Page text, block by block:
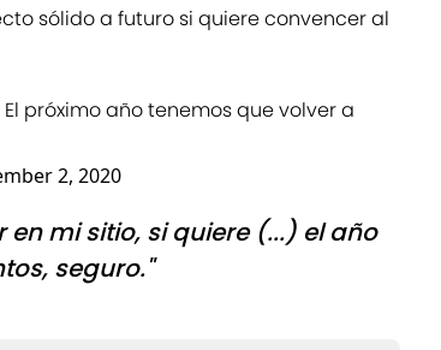
sólido a futuro si quiere convencer al
próximo año tenemos que volver a
2, 2020
mi sitio, si quiere (...) el año
seguro."